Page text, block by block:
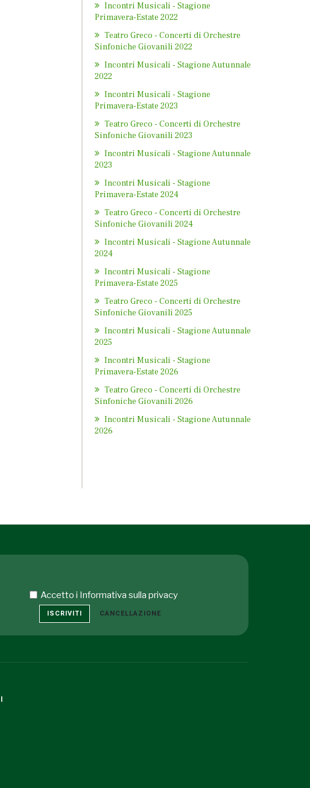
Incontri Musicali - Stagione
Primavera-Estate 2022
Teatro Greco - Concerti di Orchestre
Sinfoniche Giovanili 2022
Incontri Musicali - Stagione Autunnale
2022
Incontri Musicali - Stagione
Primavera-Estate 2023
Teatro Greco - Concerti di Orchestre
Sinfoniche Giovanili 2023
Incontri Musicali - Stagione Autunnale
2023
Incontri Musicali - Stagione
Primavera-Estate 2024
Teatro Greco - Concerti di Orchestre
Sinfoniche Giovanili 2024
Incontri Musicali - Stagione Autunnale
2024
Incontri Musicali - Stagione
Primavera-Estate 2025
Teatro Greco - Concerti di Orchestre
Sinfoniche Giovanili 2025
Incontri Musicali - Stagione Autunnale
2025
Incontri Musicali - Stagione
Primavera-Estate 2026
Teatro Greco - Concerti di Orchestre
Sinfoniche Giovanili 2026
Incontri Musicali - Stagione Autunnale
2026
Accetto i Informativa sulla privacy
ISCRIVITI CANCELLAZIONE